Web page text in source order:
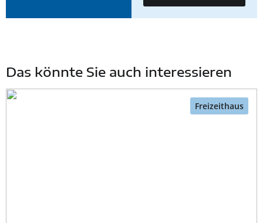
Das könnte Sie auch interessieren
Freizeithaus